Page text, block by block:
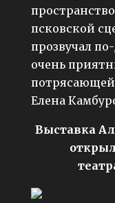
псковской
прозвучал
очень
Елена
Выставка